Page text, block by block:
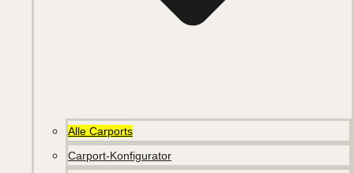
Alle Carports
Carport-Konfigurator